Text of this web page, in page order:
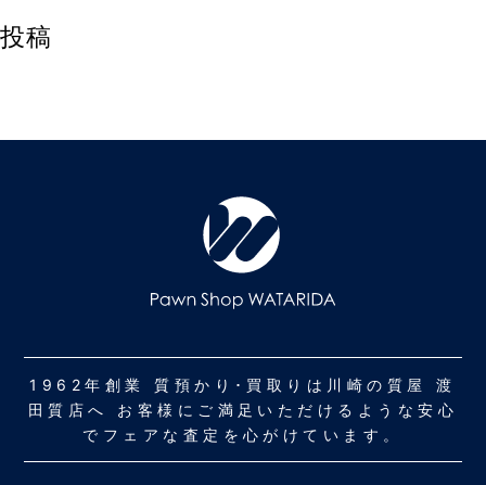
投稿
1962年創業 質預かり･買取りは川崎の質屋 渡
田質店へ お客様にご満足いただけるような安心
でフェアな査定を心がけています。